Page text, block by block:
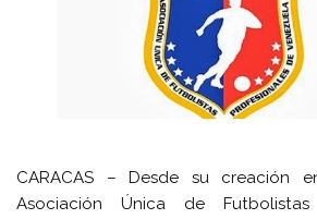
CARACAS – Desde su creación
Asociación Única de